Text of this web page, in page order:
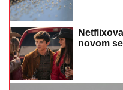
novom